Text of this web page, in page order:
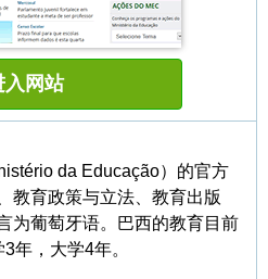
入网站
da Educação）的官方
教育政策与立法、教育出版
为葡萄牙语。巴西的教育目前
年，大学4年。